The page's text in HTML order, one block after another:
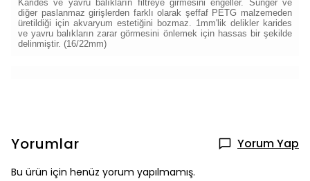
Karides ve yavru balıkların filtreye girmesini engeller. Sünger ve
diğer paslanmaz girişlerden farklı olarak şeffaf PETG malzemeden
üretildiği için akvaryum estetiğini bozmaz. 1mm'lik delikler karides
ve yavru balıkların zarar görmesini önlemek için hassas bir şekilde
delinmiştir. (16/22mm)
Yorumlar Yorum Yap
Bu ürün için henüz yorum yapılmamış.